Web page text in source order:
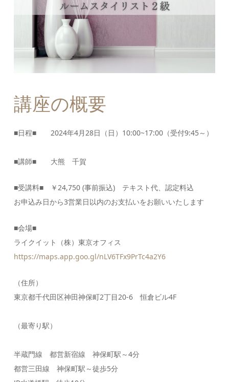
講座の概要
■日程■ 2024年4月28日（日）10:00~17:00（受付9:45～）
■講師■ 大熊 千賀
■受講料■ ￥24,750 (事前振込) テキスト代、認定料込
お申込み日から3営業日以内のお支払いをお願いいたします
■会場■
ライクイット（株）東京オフィス
https://maps.app.goo.gl/nLV6TFx9PrTc4a2Y6
（住所）
東京都千代田区神田神保町2丁目20‐6 恒倉ビル4F
（最寄り駅）
半蔵門線 都営新宿線 神保町駅～4分
都営三田線 神保町駅～徒歩5分